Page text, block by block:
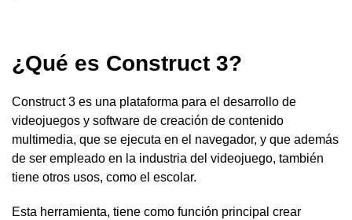
¿Qué es Construct 3?
Construct 3 es una plataforma para el desarrollo de
videojuegos y software de creación de contenido
multimedia, que se ejecuta en el navegador, y que además
de ser empleado en la industria del videojuego, también
tiene otros usos, como el escolar.
Esta herramienta, tiene como función principal crear